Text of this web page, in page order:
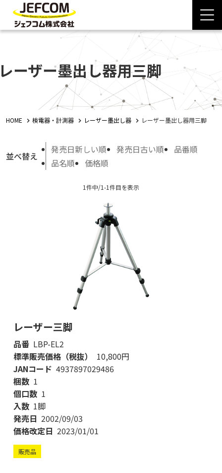
ーザー墨出し器用三脚
HOME 検電器・計測器 レーザー墨出し器 レーザー墨出し器用三脚
並べ替え
発売日新しい順 発売日古い順
品番順
品名順
価格順
1件中/1-1件目を表示
レーザー三脚
品番 LBP-EL2
標準販売価格（税抜）
10,800円
JANコード 4937897029486
梱数 1
個口数 1
入数 1脚
発売日 2002/09/03
価格改定日 2023/01/01
販売品